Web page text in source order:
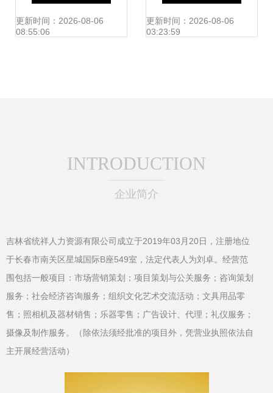
地区志愿者指路咨
更新时间：2026-08-06
08:55:06
域发展与决策优化
更新时间：2026-08-06
03:23:59
INTRODUCTION
企业简介
吉林省统祥人力资源有限公司成立于2019年03月20日，注册地位
于长春市南关区星城国际B座549室，法定代表人为刘卓。经营范
围包括一般项目：市场营销策划；项目策划与公关服务；咨询策划
服务；社会经济咨询服务；组织文化艺术交流活动；文具用品零
售；照相机及器材销售；乐器零售；广告设计、代理；礼仪服务；
摄像及制作服务。（除依法须经批准的项目外，凭营业执照依法自
主开展经营活动）